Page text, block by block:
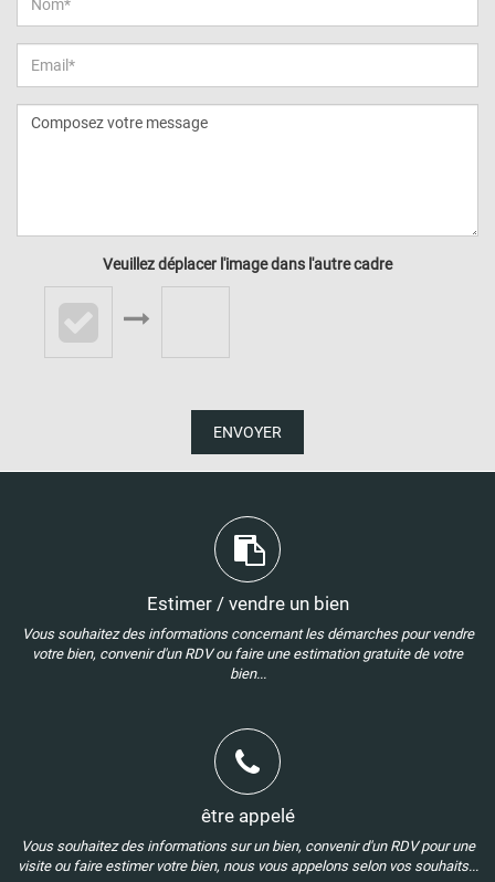
Veuillez déplacer l'image dans l'autre cadre
ENVOYER
Estimer / vendre un bien
Vous souhaitez des informations concernant les démarches pour vendre
votre bien, convenir d'un RDV ou faire une estimation gratuite de votre
bien...
être appelé
Vous souhaitez des informations sur un bien, convenir d'un RDV pour une
visite ou faire estimer votre bien, nous vous appelons selon vos souhaits...